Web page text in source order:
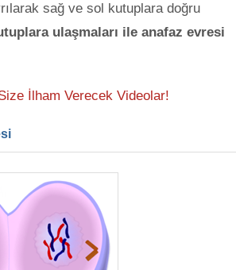
sağ ve sol kutuplara doğru
ulaşmaları ile anafaz evresi
İlham Verecek Videolar!